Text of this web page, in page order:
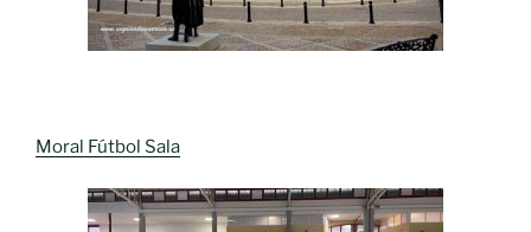
Moral Fútbol Sala